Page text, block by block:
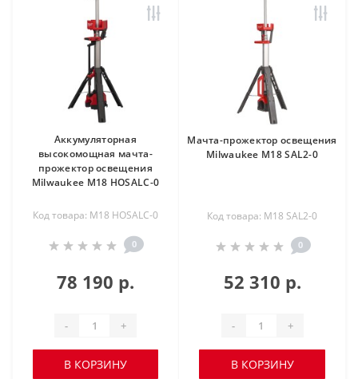
Аккумуляторная
высокомощная мачта-
прожектор освещения
Milwaukee M18 HOSALC-0
Код товара: M18 HOSALC-0
0
78 190 р.
- +
В КОРЗИНУ
Мачта-прожектор освещения
Milwaukee M18 SAL2-0
Код товара: M18 SAL2-0
0
52 310 р.
- +
В КОРЗИНУ